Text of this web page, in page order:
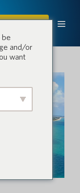
and/or
want